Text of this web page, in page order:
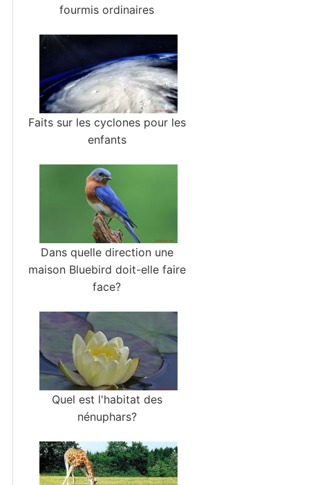
fourmis ordinaires
Faits sur les cyclones pour les
enfants
Dans quelle direction une
maison Bluebird doit-elle faire
face?
Quel est l'habitat des
nénuphars?